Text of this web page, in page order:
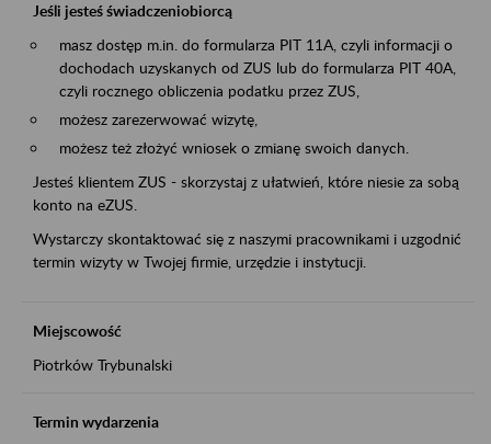
Jeśli jesteś świadczeniobiorcą
masz dostęp m.in. do formularza PIT 11A, czyli informacji o
dochodach uzyskanych od ZUS lub do formularza PIT 40A,
czyli rocznego obliczenia podatku przez ZUS,
możesz zarezerwować wizytę,
możesz też złożyć wniosek o zmianę swoich danych.
Jesteś klientem ZUS - skorzystaj z ułatwień, które niesie za sobą
konto na eZUS.
Wystarczy skontaktować się z naszymi pracownikami i uzgodnić
termin wizyty w Twojej firmie, urzędzie i instytucji.
Miejscowość
Piotrków Trybunalski
Termin wydarzenia